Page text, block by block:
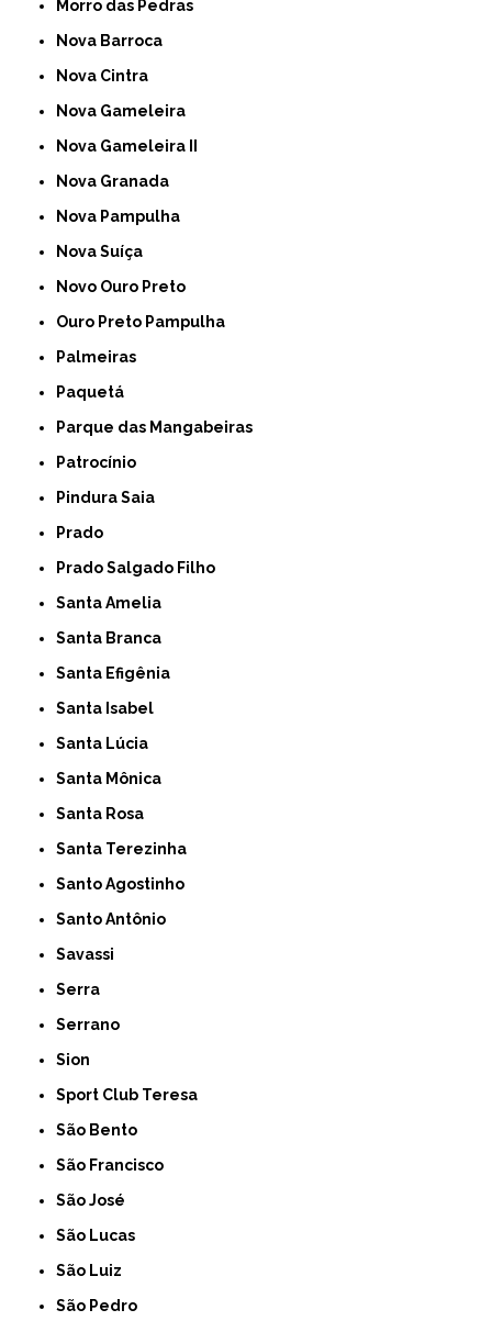
Morro das Pedras
Nova Barroca
Nova Cintra
Nova Gameleira
Nova Gameleira II
Nova Granada
Nova Pampulha
Nova Suíça
Novo Ouro Preto
Ouro Preto Pampulha
Palmeiras
Paquetá
Parque das Mangabeiras
Patrocínio
Pindura Saia
Prado
Prado Salgado Filho
Santa Amelia
Santa Branca
Santa Efigênia
Santa Isabel
Santa Lúcia
Santa Mônica
Santa Rosa
Santa Terezinha
Santo Agostinho
Santo Antônio
Savassi
Serra
Serrano
Sion
Sport Club Teresa
São Bento
São Francisco
São José
São Lucas
São Luiz
São Pedro